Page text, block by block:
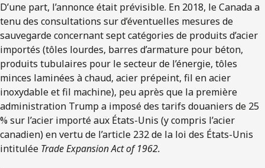
D’une part, l’annonce était prévisible. En 2018, le Canada a
tenu des consultations sur d’éventuelles mesures de
sauvegarde concernant sept catégories de produits d’acier
importés (tôles lourdes, barres d’armature pour béton,
produits tubulaires pour le secteur de l’énergie, tôles
minces laminées à chaud, acier prépeint, fil en acier
inoxydable et fil machine), peu après que la première
administration Trump a imposé des tarifs douaniers de 25
% sur l’acier importé aux États-Unis (y compris l’acier
canadien) en vertu de l’article 232 de la loi des États-Unis
intitulée Trade Expansion Actof 1962.